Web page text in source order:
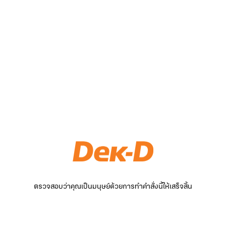
ตรวจสอบว่าคุณเป็นมนุษย์ด้วยการทำคำสั่งนี้ให้เสร็จสิ้น